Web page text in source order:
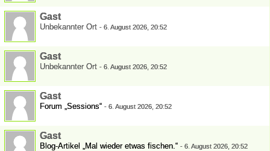
Gast
Unbekannter Ort - 6. August 2026, 20:52
Gast
Unbekannter Ort - 6. August 2026, 20:52
Gast
Forum „Sessions“ - 6. August 2026, 20:52
Gast
Blog-Artikel „Mal wieder etwas fischen.“ - 6. August 2026, 20:52